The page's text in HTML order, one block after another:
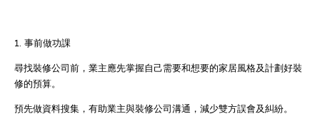
1. 事前做功課
尋找裝修公司前，業主應先掌握自己需要和想要的家居風格及計劃好裝
修的預算。
預先做資料搜集，有助業主與裝修公司溝通，減少雙方誤會及糾紛。